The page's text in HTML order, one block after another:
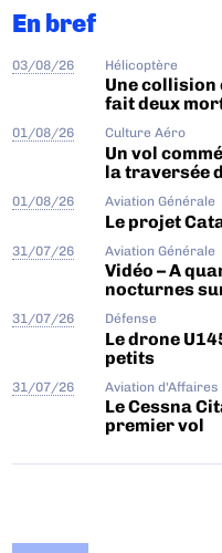
En bref
03/08/26 Hélicoptère
Une collision
fait deux
01/08/26 Culture Aéro
Un vol
la traversée
01/08/26 Aviation Générale
Le projet
31/07/26 Aviation Générale
Vidéo – A
nocturnes
31/07/26 Défense
Le drone
petits
31/07/26 Aviation d'Affaires
Le Cessna
premier vol